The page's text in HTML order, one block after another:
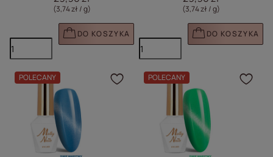
(3,74 zł / g)
DO KOSZYKA
(3,74 zł / g)
DO KOSZYKA
POLECANY Kliknij, aby dodać
POLECANY